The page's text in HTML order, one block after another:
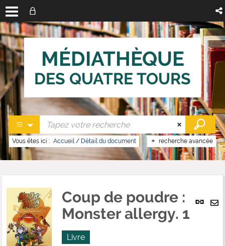
MÉDIATHÈQUE
DES QUATRE TOURS
recherche avancée
Vous êtes ici : Accueil / Détail du document
Lien
Coup de poudre :
Monster allergy. 1
Livre